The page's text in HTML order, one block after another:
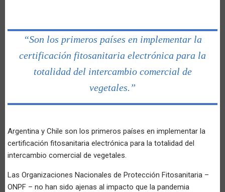
“Son los primeros países en implementar la
certificación fitosanitaria electrónica para la
totalidad del intercambio comercial de
vegetales.”
Argentina y Chile son los primeros países en implementar la
certificación fitosanitaria electrónica para la totalidad del
intercambio comercial de vegetales.
Las Organizaciones Nacionales de Protección Fitosanitaria –
ONPF – no han sido ajenas al impacto que la pandemia